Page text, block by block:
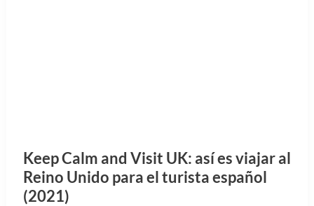
Keep Calm and Visit UK: así es viajar al
Reino Unido para el turista español
(2021)